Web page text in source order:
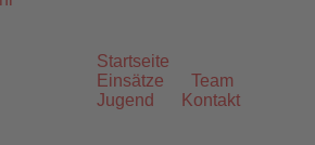
Startseite
Einsätze
Team
Jugend
Kontakt